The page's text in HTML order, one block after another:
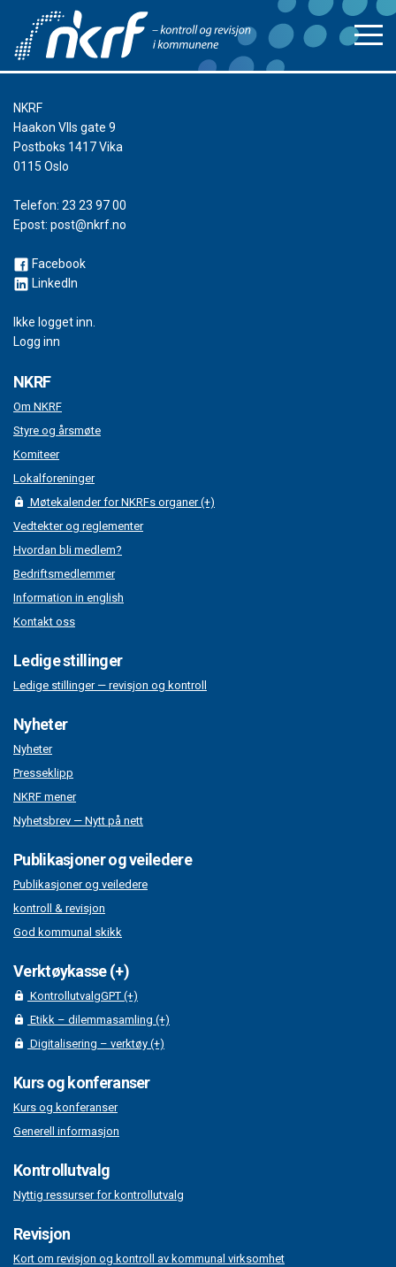
NKRF
Haakon VIIs gate 9
Postboks 1417 Vika
0115 Oslo
Telefon: 23 23 97 00
Epost: post@nkrf.no
Facebook
LinkedIn
Ikke logget inn.
Logg inn
NKRF
Om NKRF
Styre og årsmøte
Komiteer
Lokalforeninger
Møtekalender for NKRFs organer (+)
Vedtekter og reglementer
Hvordan bli medlem?
Bedriftsmedlemmer
Information in english
Kontakt oss
Ledige stillinger
Ledige stillinger — revisjon og kontroll
Nyheter
Nyheter
Presseklipp
NKRF mener
Nyhetsbrev — Nytt på nett
Publikasjoner og veiledere
Publikasjoner og veiledere
kontroll & revisjon
God kommunal skikk
Verktøykasse (+)
KontrollutvalgGPT (+)
Etikk – dilemmasamling (+)
Digitalisering – verktøy (+)
Kurs og konferanser
Kurs og konferanser
Generell informasjon
Kontrollutvalg
Nyttig ressurser for kontrollutvalg
Revisjon
Kort om revisjon og kontroll av kommunal virksomhet